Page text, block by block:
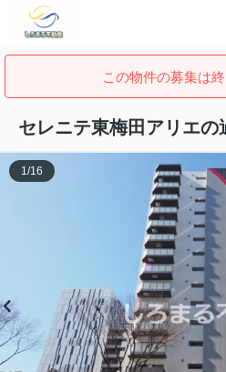
この物件の募集は終
セレニテ東梅田アリエの
1/16